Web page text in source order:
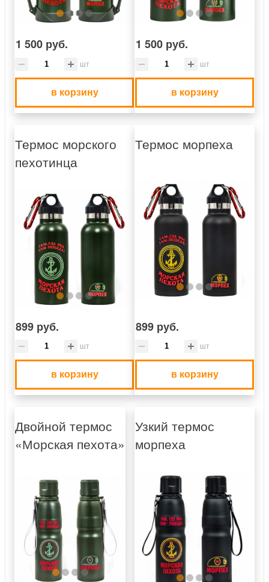
1 500 руб.
шт
в корзину
1 500 руб.
шт
в корзину
Термос морского
пехотинца
899 руб.
шт
в корзину
Термос морпеха
899 руб.
шт
в корзину
Двойной термос
«Морская пехота»
Узкий термос
морпеха